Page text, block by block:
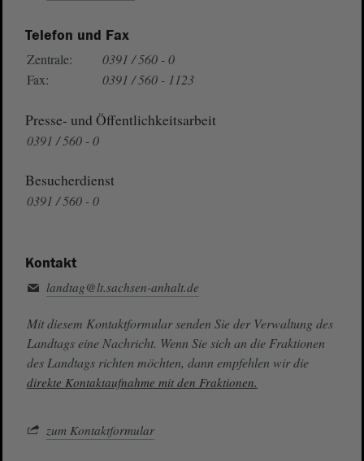
Telefon und Fax
Zentrale:
0391 / 560 - 0
Fax:
0391 / 560 - 1123
Presse- und Öffentlichkeitsarbeit
0391 / 560 - 0
Besucherdienst
0391 / 560 - 0
Kontakt
landtag@lt.sachsen-anhalt.de
Mit diesem Kontaktformular senden Sie der Verwaltung des
Landtags eine Nachricht. Wenn Sie sich an die Fraktionen
des Landtags richten möchten, dann empfehlen wir die
direkte Kontaktaufnahme mit den Fraktionen.
zum Kontaktformular